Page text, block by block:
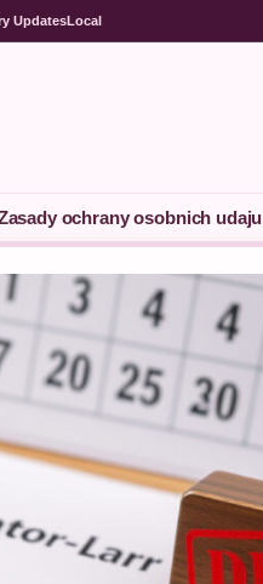
UpdatesLocal
ochrany osobnich udaju